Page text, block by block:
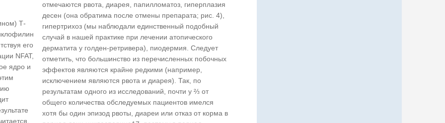
Т-
его
NFAT,
ядро и
отмечаются рвота, диарея, папилломатоз, гиперплазия
десен (она обратима после отмены препарата; рис. 4),
гипертрихоз (мы наблюдали единственный подобный
случай в нашей практике при лечении атопического
дерматита у голден-ретривера), пиодермия. Следует
отметить, что большинство из перечисленных побочных
эффектов являются крайне редкими (например,
исключением являются рвота и диарея). Так, по
результатам одного из исследований, почти у ⅔ от
общего количества обследуемых пациентов имелся
хотя бы один эпизод рвоты, диареи или отказ от корма в